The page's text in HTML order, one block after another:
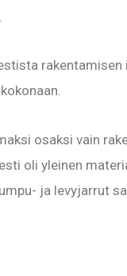
osaksi vain
oli yleinen
ja levyjarrut